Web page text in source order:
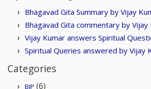
Bhagavad Gita Summary by Vijay
Bhagavad Gita commentary by Vijay
Vijay Kumar answers Spiritual
Spiritual Queries answered by Vijay
Categories
BJP (6)